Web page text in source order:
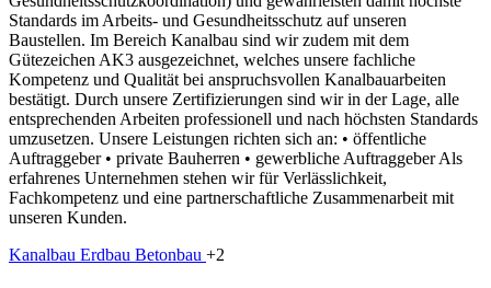
Standards im Arbeits- und Gesundheitsschutz auf unseren
Baustellen. Im Bereich Kanalbau sind wir zudem mit dem
Gütezeichen AK3 ausgezeichnet, welches unsere fachliche
Kompetenz und Qualität bei anspruchsvollen Kanalbauarbeiten
bestätigt. Durch unsere Zertifizierungen sind wir in der Lage, alle
entsprechenden Arbeiten professionell und nach höchsten Standards
umzusetzen. Unsere Leistungen richten sich an: • öffentliche
Auftraggeber • private Bauherren • gewerbliche Auftraggeber Als
erfahrenes Unternehmen stehen wir für Verlässlichkeit,
Fachkompetenz und eine partnerschaftliche Zusammenarbeit mit
unseren Kunden.
Kanalbau Erdbau Betonbau +2